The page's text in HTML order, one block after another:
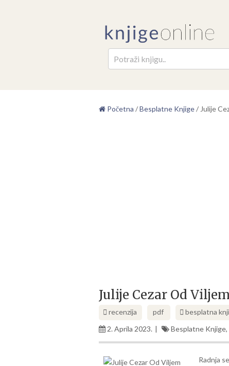
Početna /Besplatne Knjige/ Julije
Julije Cezar Od
recenzija pdf
besplatna
2. Aprila 2023.
Besplatne Knjige,
Radnja